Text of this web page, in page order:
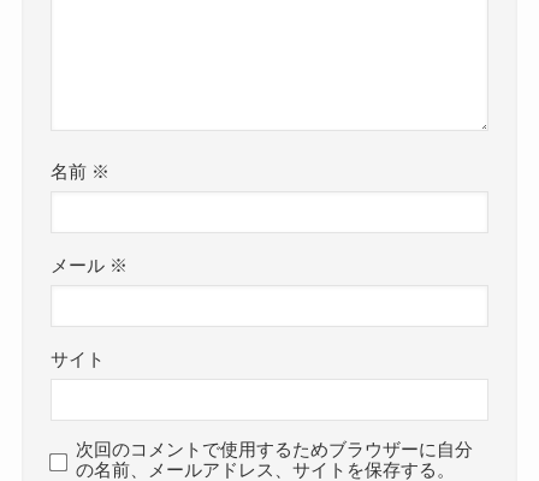
名前 ※
メール ※
サイト
次回のコメントで使用するためブラウザーに自分
の名前、メールアドレス、サイトを保存する。